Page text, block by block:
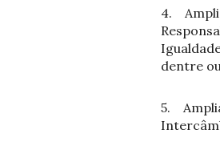
4.
dentre
5.